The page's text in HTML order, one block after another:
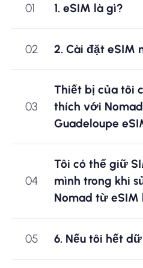
01 1. eSIM là gì?
02 2. Cài đặt eSIM
03
Thiết bị của tôi
thích với
Guadeloupe
04
Tôi có thể giữ
mình trong khi
Nomad từ eSIM
05 6. Nếu tôi hết